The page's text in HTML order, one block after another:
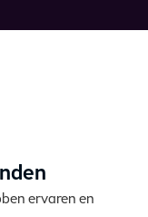
ervaren en